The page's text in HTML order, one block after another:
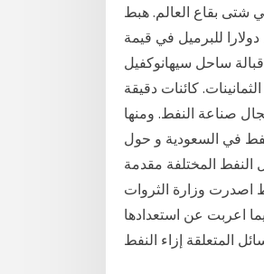
شتى بقاع العالم. هبط
سعر برميل النفط الخام بالسوق الأمريكية، الأربعاء، بنسبة 24% ليبلغ سعره 20.37 دولارا للبرميل في قيمة
من منطقة قبالة ساحل سيهانوكفيل
كائنات دقيقة
صناعة النفط. ومنها
في السعودية و حول
النفط المختلفة مقدمة
اصدرت وزارة الثروات
اعربت عن استعدادها